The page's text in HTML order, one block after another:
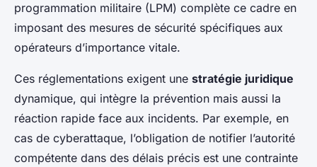
programmation militaire (LPM) complète ce cadre en
imposant des mesures de sécurité spécifiques aux
opérateurs d’importance vitale.
Ces réglementations exigent une stratégie juridique
dynamique, qui intègre la prévention mais aussi la
réaction rapide face aux incidents. Par exemple, en
cas de cyberattaque, l’obligation de notifier l’autorité
compétente dans des délais précis est une contrainte